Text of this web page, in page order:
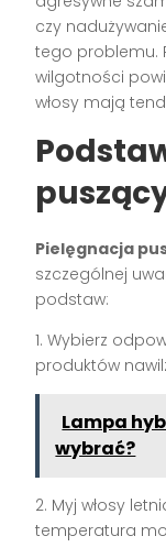
czy
tego problemu.
wilgotności
włosy mają
Pielęgnacja
szczególnej
podstaw:
1. Wybierz
produktów
Lampa
wybrać?
2. Myj włosy
temperatura